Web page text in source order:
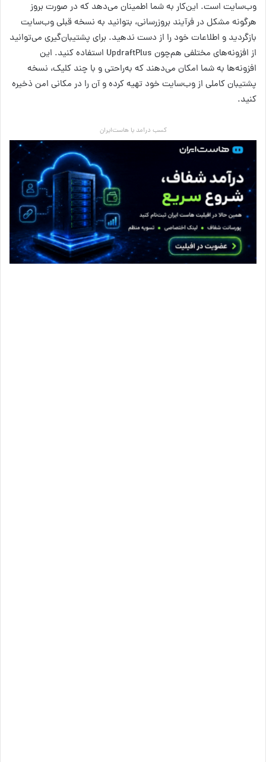
وب‌سایت است. این‌کار به شما اطمینان می‌دهد که در صورت بروز
هرگونه مشکل در فرآیند بروز‌رسانی، بتوانید به نسخه قبلی وب‌سایت
بازگردید و اطلاعات خود را از دست ندهید. برای پشتیبان‌گیری می‌توانید
از افزونه‌های مختلفی هم‌چون UpdraftPlus استفاده کنید. این
افزونه‌ها به شما امکان می‌دهند که به‌راحتی و با چند کلیک، نسخه
پشتیبان کاملی از وب‌سایت خود تهیه کرده و آن را در مکانی امن ذخیره
کنید.
کسب درآمد با هاست‌ایران